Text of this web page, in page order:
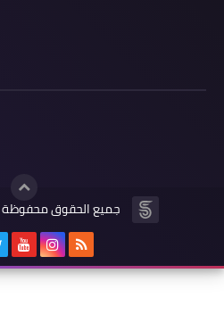
جميع الحقوق محفوظة